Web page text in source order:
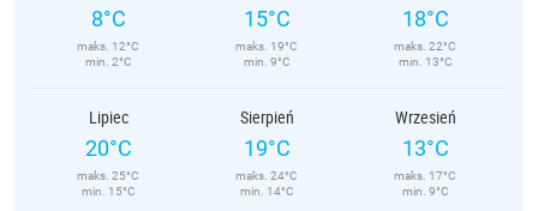
8°C
maks. 12°C
min. 2°C
15°C
maks. 19°C
min. 9°C
18°C
maks. 22°C
min. 13°C
Lipiec
20°C
maks. 25°C
min. 15°C
Sierpień
19°C
maks. 24°C
min. 14°C
Wrzesień
13°C
maks. 17°C
min. 9°C